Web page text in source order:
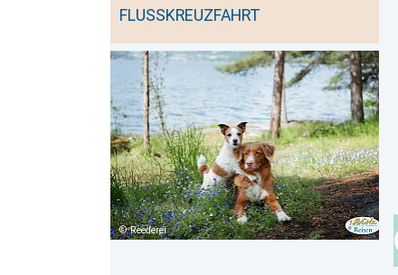
FLUSSKREUZFAHRT
Reederei